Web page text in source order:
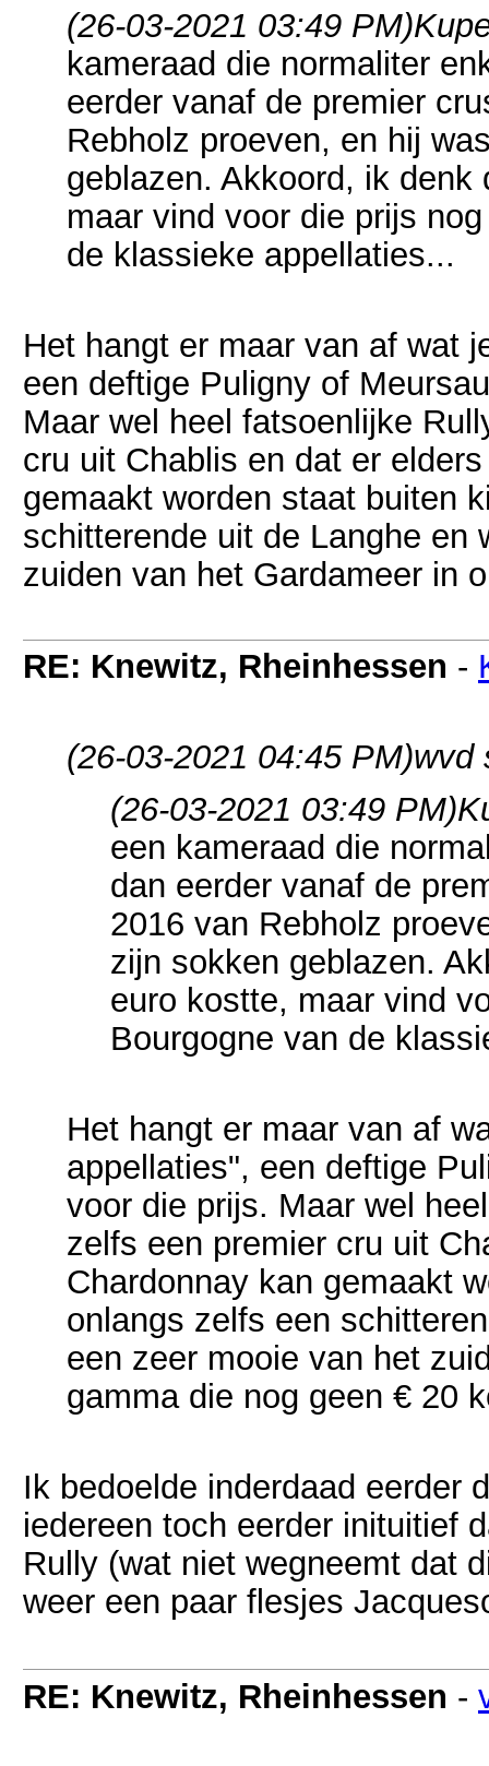
(26-03-2021 03:49 PM)
kameraad die normaliter
eerder vanaf de premier
Rebholz proeven, en hij
geblazen. Akkoord, ik
maar vind voor die prijs
de klassieke appellaties...
Het hangt er maar van af wat
een deftige Puligny of
Maar wel heel fatsoenlijke
cru uit Chablis en dat er
gemaakt worden staat buiten
schitterende uit de Langhe en
zuiden van het Gardameer in
RE: Knewitz, Rheinhessen -
(26-03-2021 04:45 PM)wvd
(26-03-2021 03:49 PM)
een kameraad die
dan eerder vanaf de
2016 van Rebholz
zijn sokken geblazen.
euro kostte, maar vind
Bourgogne van de
Het hangt er maar van af
appellaties", een deftige
voor die prijs. Maar wel
zelfs een premier cru uit
Chardonnay kan gemaakt
onlangs zelfs een
een zeer mooie van het
gamma die nog geen € 20
Ik bedoelde inderdaad eerder
iedereen toch eerder inituitief
Rully (wat niet wegneemt dat
weer een paar flesjes
RE: Knewitz, Rheinhessen -